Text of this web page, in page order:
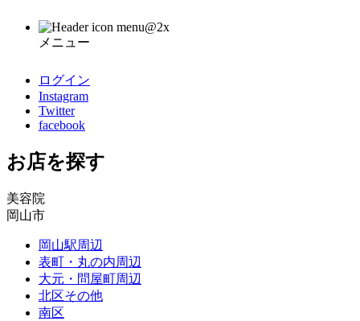
メニュー
ログイン
Instagram
Twitter
facebook
お店を探す
美容院
岡山市
岡山駅周辺
表町・丸の内周辺
大元・問屋町周辺
北区その他
南区